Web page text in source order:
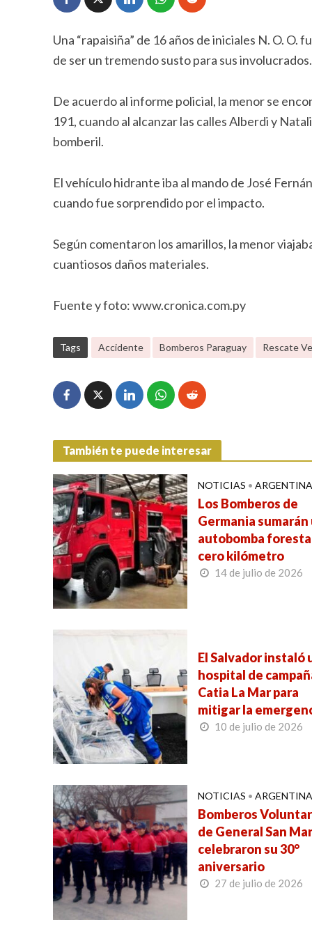
Una “rapaisiña” de 16 años de iniciales N. O.
de ser un tremendo susto para sus involucrados.
De acuerdo al informe policial, la menor se
191, cuando al alcanzar las calles Alberdi y
bomberil.
El vehículo hidrante iba al mando de José
cuando fue sorprendido por el impacto.
Según comentaron los amarillos, la menor
cuantiosos daños materiales.
Fuente y foto: www.cronica.com.py
Tags Accidente Bomberos Paraguay Rescate
También te puede interesar
NOTICIAS • ARGENTINA
Los Bomberos de
Germania sumarán
autobomba
cero kilómetro
14 de julio de 2026
El Salvador instaló
hospital de
Catia La Mar para
mitigar la
10 de julio de 2026
NOTICIAS • ARGENTINA
Bomberos
de General San
celebraron su 30°
aniversario
27 de julio de 2026